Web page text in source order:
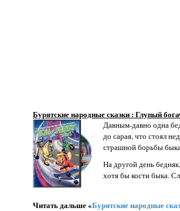
Бурятские народные сказки : Глупый
Давным-давно одна
до сарая, что стоял
страшной борьбы быка
На другой день
хотя бы кости быка.
Читать дальше «Бурятские народные